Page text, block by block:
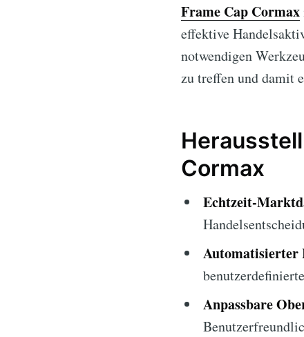
Frame Cap Cormax
effektive
notwendigen
zu treffen und damit
Cormax
Echtzeit-
Automatisierter
Anpassbare